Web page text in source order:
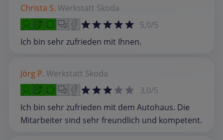
Christa S. Werkstatt Skoda
5,0/5
Ich bin sehr zufrieden mit Ihnen.
Jörg P. Werkstatt Skoda
3,0/5
Ich bin sehr zufrieden mit dem Autohaus. Die
Mitarbeiter sind sehr freundlich und kompetent.